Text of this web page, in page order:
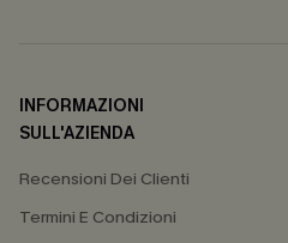
INFORMAZIONI
SULL'AZIENDA
Recensioni Dei Clienti
Termini E Condizioni